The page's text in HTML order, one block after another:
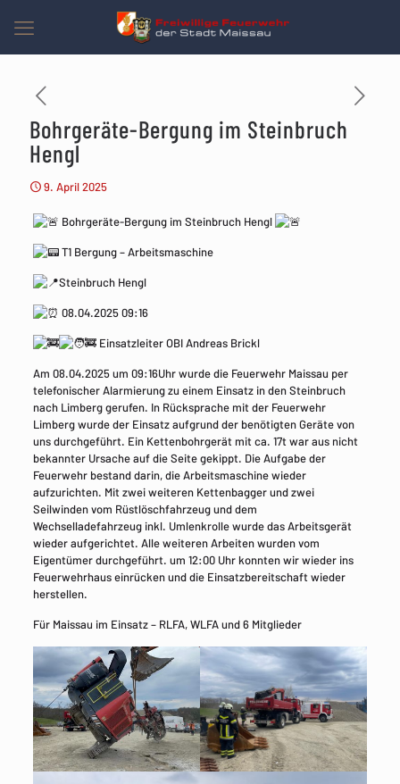
Bohrgeräte-Bergung im Steinbruch
Hengl
9. April 2025
Bohrgeräte-Bergung im Steinbruch Hengl
T1 Bergung – Arbeitsmaschine
Steinbruch Hengl
08.04.2025 09:16
Einsatzleiter OBI Andreas Brickl
Am 08.04.2025 um 09:16Uhr wurde die Feuerwehr Maissau per
telefonischer Alarmierung zu einem Einsatz in den Steinbruch
nach Limberg gerufen. In Rücksprache mit der Feuerwehr
Limberg wurde der Einsatz aufgrund der benötigten Geräte von
uns durchgeführt. Ein Kettenbohrgerät mit ca. 17t war aus nicht
bekannter Ursache auf die Seite gekippt. Die Aufgabe der
Feuerwehr bestand darin, die Arbeitsmaschine wieder
aufzurichten. Mit zwei weiteren Kettenbagger und zwei
Seilwinden vom Rüstlöschfahrzeug und dem
Wechselladefahrzeug inkl. Umlenkrolle wurde das Arbeitsgerät
wieder aufgerichtet. Alle weiteren Arbeiten wurden vom
Eigentümer durchgeführt. um 12:00 Uhr konnten wir wieder ins
Feuerwehrhaus einrücken und die Einsatzbereitschaft wieder
herstellen.
Für Maissau im Einsatz – RLFA, WLFA und 6 Mitglieder